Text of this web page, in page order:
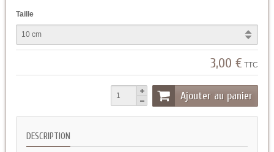
Taille
3,00 € TTC
Ajouter au panier
DESCRIPTION